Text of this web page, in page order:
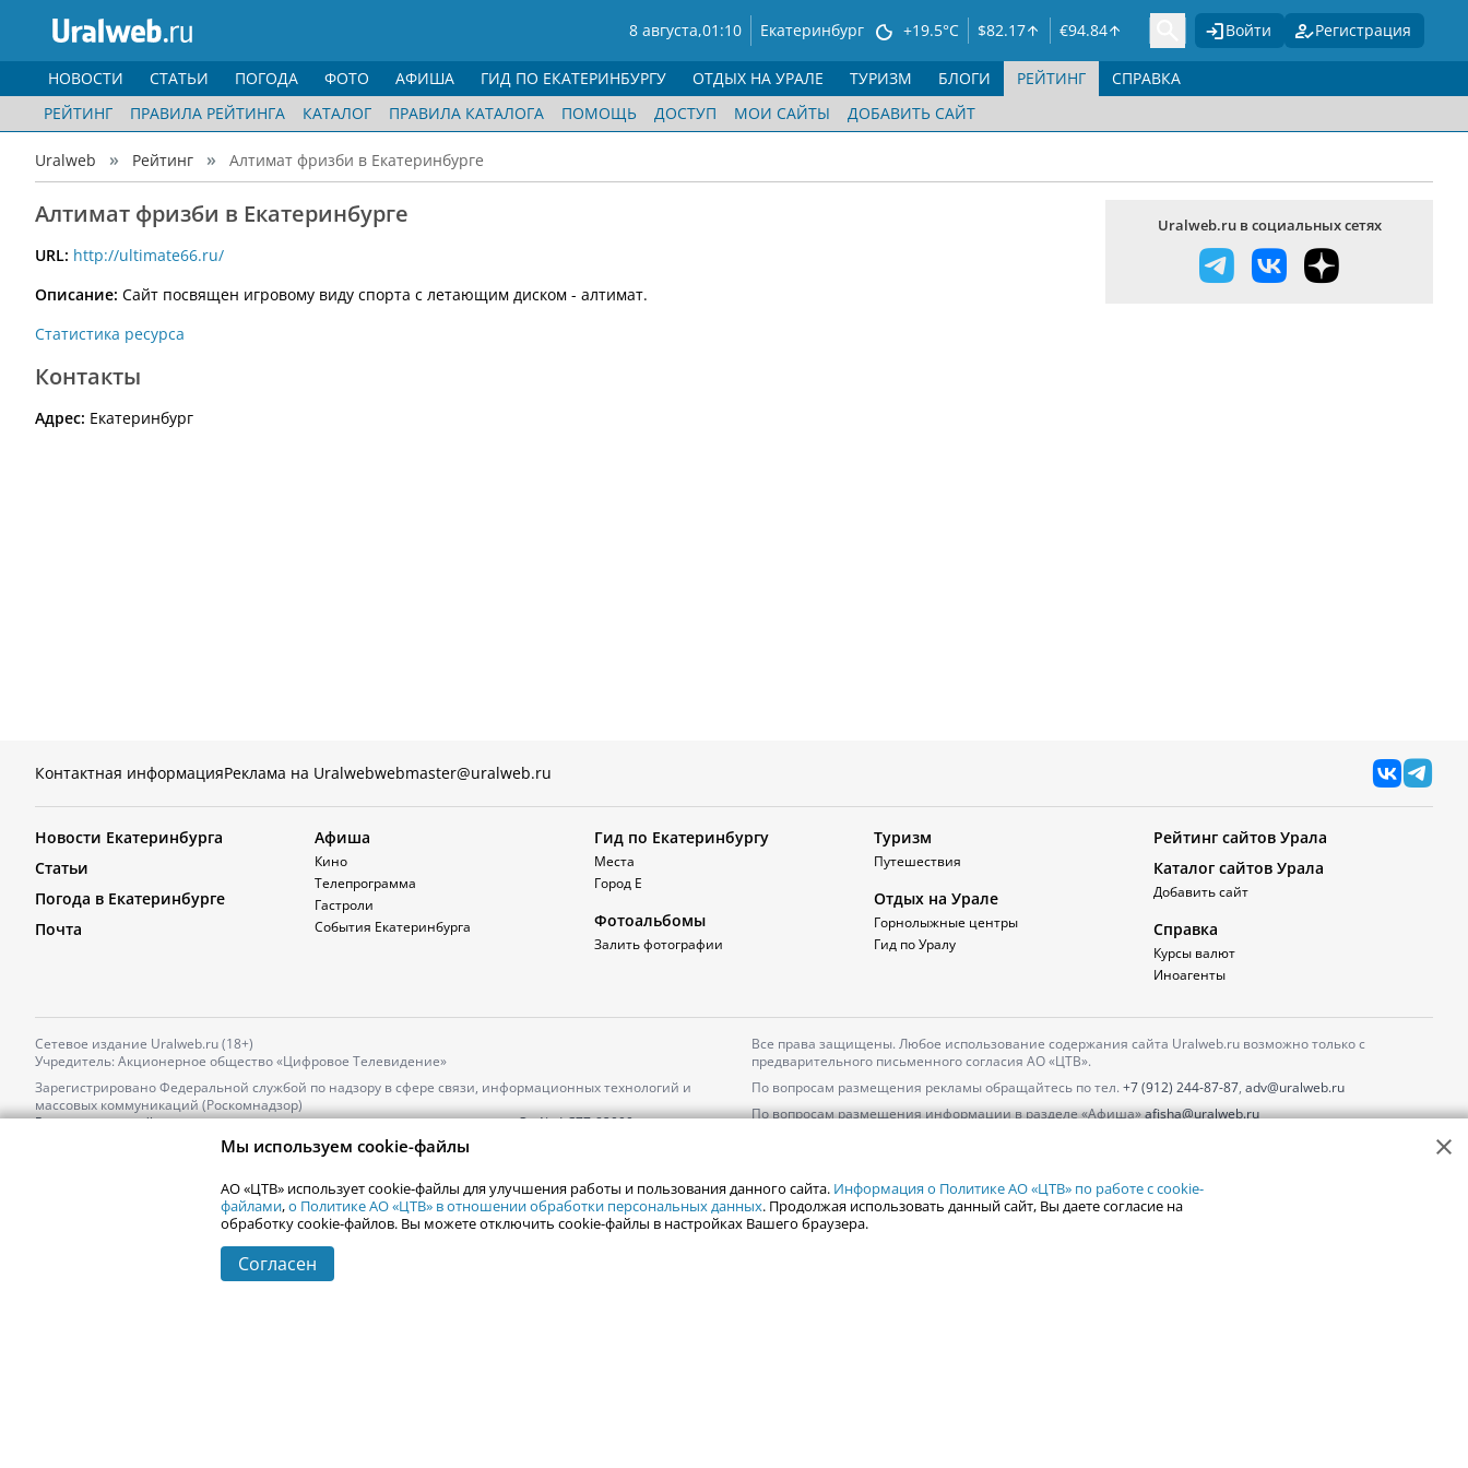
8 августа,01:10 Екатеринбург +19.5°C $82.17 €94.84 Войти Регистрация
НОВОСТИ СТАТЬИ ПОГОДА ФОТО АФИША ГИД ПО ЕКАТЕРИНБУРГУ ОТДЫХ НА УРАЛЕ ТУРИЗМ БЛОГИ
РЕЙТИНГ
РЕЙТИНГ
ПРАВИЛА РЕЙТИНГА КАТАЛОГ ПРАВИЛА КАТАЛОГА ПОМОЩЬ ДОСТУП МОИ САЙТЫ ДОБАВИТЬ САЙТ
СПРАВКА
Uralweb Рейтинг Алтимат фризби в Екатеринбурге
Алтимат фризби в Екатеринбурге
URL: http://ultimate66.ru/
Описание: Сайт посвящен игровому виду спорта с летающим диском - алтимат.
Статистика ресурса
Контакты
Адрес: Екатеринбург
Uralweb.ru в социальных сетях
Контактная информацияРеклама на Uralwebwebmaster@uralweb.ru
Новости Екатеринбурга
Статьи
Погода в Екатеринбурге
Почта
Афиша
Кино
Телепрограмма
Гастроли
События Екатеринбурга
Гид по Екатеринбургу
Места
Город Е
Фотоальбомы
Залить фотографии
Туризм
Путешествия
Отдых на Урале
Горнолыжные центры
Гид по Уралу
Рейтинг сайтов Урала
Каталог сайтов Урала
Добавить сайт
Справка
Курсы валют
Иноагенты
Сетевое издание Uralweb.ru (18+)
Учредитель: Акционерное общество «Цифровое Телевидение»
Зарегистрировано Федеральной службой по надзору в сфере связи, информационных технологий и
массовых коммуникаций (Роскомнадзор)
Регистрационный номер и дата принятия решения о регистрации: серияЭл № ФС77-82000
+7 (912) 244-87-87,
Электронный адрес редакции:news@uralweb.ru
Все права защищены. Любое использование содержания сайта Uralweb.ru возможно только с
предварительного письменного согласия АО «ЦТВ».
По вопросам размещения рекламы обращайтесь по тел. +7 (912) 244-87-87, adv@uralweb.ru
По вопросам размещения информации в разделе «Афиша»afisha@uralweb.ru
Екатеринбург
Мы используем cookie-файлы
АО «ЦТВ» использует cookie-файлы для улучшения работы и пользования данного сайта. Информация о Политике АО «ЦТВ» по работе с cookie-
файлами,о Политике АО «ЦТВ» в отношении обработки персональных данных. Продолжая использовать данный сайт, Вы даете согласие на
обработку cookie-файлов. Вы можете отключить cookie-файлы в настройках Вашего браузера.
Согласен